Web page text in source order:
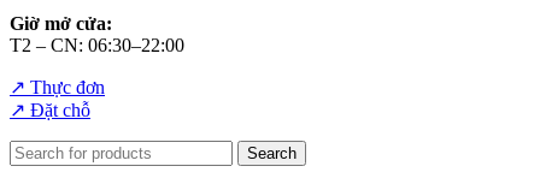
Giờ mở cửa:
T2 – CN: 06:30–22:00
↗ Thực đơn
↗ Đặt chỗ
Search